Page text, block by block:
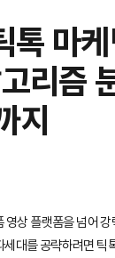
마케
리즘
지
상 플랫폼을 넘어
대를 공략하려면 틱